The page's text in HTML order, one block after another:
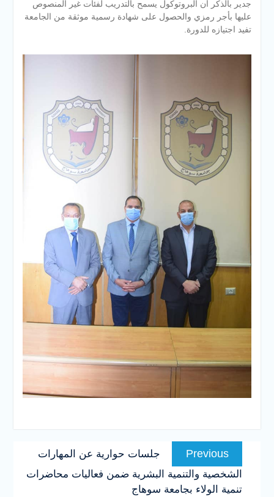
جدير بالذكر أن البروتوكول يسمح بالتدريب لفئات غير المنصوص
عليها بأجر رمزي والحصول على شهادة رسمية موثقة من الجامعة
تفيد اجتيازه للدورة.
تصفّح
المقالاتPrevious
Previous
post:
جلسات حوارية عن المهارات
الشخصية والتنمية البشرية ضمن فعاليات محاضرات
تنمية الولاء بجامعة سوهاج